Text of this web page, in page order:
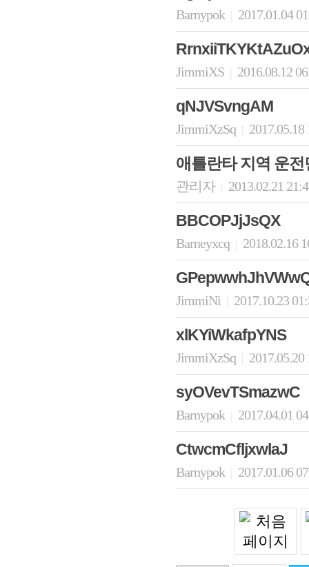
Barnypok 2017.01.04
JimmiXS 2016.08.12
qNJVSvngAM
JimmiXzSq
애틀란타 지역 운
관리자 2013.02.21
BBCOPJjJsQX
Barneyxcq 2018.02.16
JimmiNi 2017.10.23
xlKYiWkafpYNS
JimmiXzSq
syOVevTSmazwC
Barnypok 2017.04.01
CtwcmCfljxwlaJ
Barnypok 2017.01.06